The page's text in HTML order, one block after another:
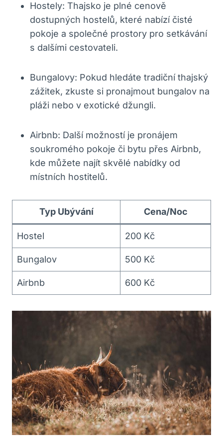
Hostely: Thajsko je plné cenově
dostupných hostelů, které nabízí čisté
pokoje a společné prostory pro setkávání
s dalšími cestovateli.
Bungalovy: Pokud hledáte tradiční thajský
zážitek, zkuste si pronajmout bungalov na
pláži nebo v exotické džungli.
Airbnb: Další možností je pronájem
soukromého pokoje či bytu přes Airbnb,
kde můžete najít skvělé nabídky od
místních hostitelů.
Typ Ubývání Cena/Noc
Hostel 200 Kč
Bungalov 500 Kč
Airbnb 600 Kč